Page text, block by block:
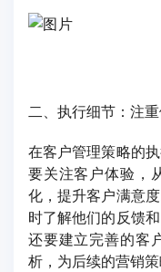
二、执行细节：注
在客户管理策略的
要关注客户体验，
化，提升客户满意
时了解他们的反馈
还要建立完善的客
析，为后续的营销策